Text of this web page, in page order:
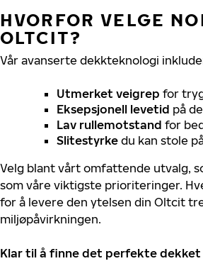
HVORFOR VELGE
OLTCIT?
Vår avanserte dekkteknologi
Utmerket veigrep for
Eksepsjonell levetid på
Lav rullemotstand for
Slitestyrke du kan stole
Velg blant vårt omfattende utvalg,
som våre viktigste prioriteringer.
for å levere den ytelsen din Oltcit
miljøpåvirkningen.
Klar til å finne det perfekte